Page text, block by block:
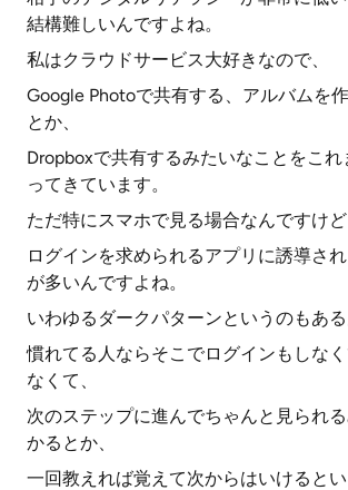
結構難しいんですよね。
私はクラウドサービス大好きなので、
Google Photoで共有する、アルバムを
とか、
Dropboxで共有するみたいなことをこ
ってきています。
ただ特にスマホで見る場合なんですけど
ログインを求められるアプリに誘導さ
が多いんですよね。
いわゆるダークパターンというのもある
慣れてる人ならそこでログインもしな
なくて、
次のステップに進んでちゃんと見られ
かるとか、
一回教えれば覚えて次からはいけると